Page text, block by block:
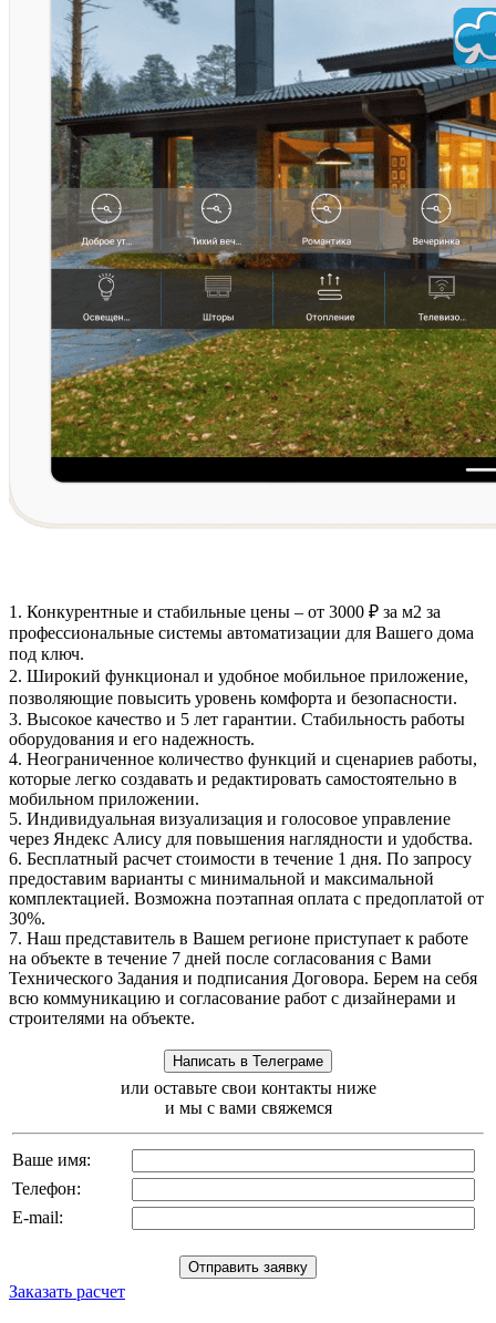
1. Конкурентные и стабильные цены – от 3000 ₽ за м2 за
профессиональные системы автоматизации для Вашего дома
под ключ.
2. Широкий функционал и удобное мобильное приложение,
позволяющие повысить уровень комфорта и безопасности.
3. Высокое качество и 5 лет гарантии. Стабильность работы
оборудования и его надежность.
4. Неограниченное количество функций и сценариев работы,
которые легко создавать и редактировать самостоятельно в
мобильном приложении.
5. Индивидуальная визуализация и голосовое управление
через Яндекс Алису для повышения наглядности и удобства.
6. Бесплатный расчет стоимости в течение 1 дня. По запросу
предоставим варианты с минимальной и максимальной
комплектацией. Возможна поэтапная оплата с предоплатой от
30%.
7. Наш представитель в Вашем регионе приступает к работе
на объекте в течение 7 дней после согласования с Вами
Технического Задания и подписания Договора. Берем на себя
всю коммуникацию и согласование работ с дизайнерами и
строителями на объекте.
или оставьте свои контакты ниже
и мы с вами свяжемся
Ваше имя:
Телефон:
E-mail:
Заказать расчет